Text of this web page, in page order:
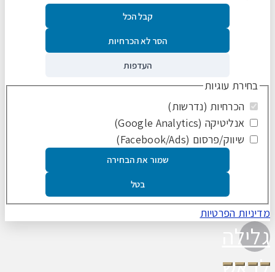
קבל הכל
הסר לא הכרחיות
העדפות
בחירת עוגיות
הכרחיות (נדרשות)
אנליטיקה (Google Analytics)
שיווק/פרסום (Facebook/Ads)
שמור את הבחירה
בטל
מדיניות הפרטיות
גלילה